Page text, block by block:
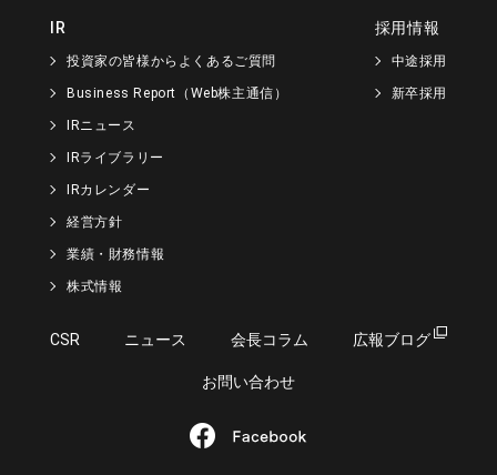
IR
投資家の皆様からよくあるご質問
Business Report（Web株主通信）
IRニュース
IRライブラリー
IRカレンダー
経営方針
業績・財務情報
株式情報
採用情報
中途採用
新卒採用
CSR ニュース 会長コラム 広報ブログ
お問い合わせ